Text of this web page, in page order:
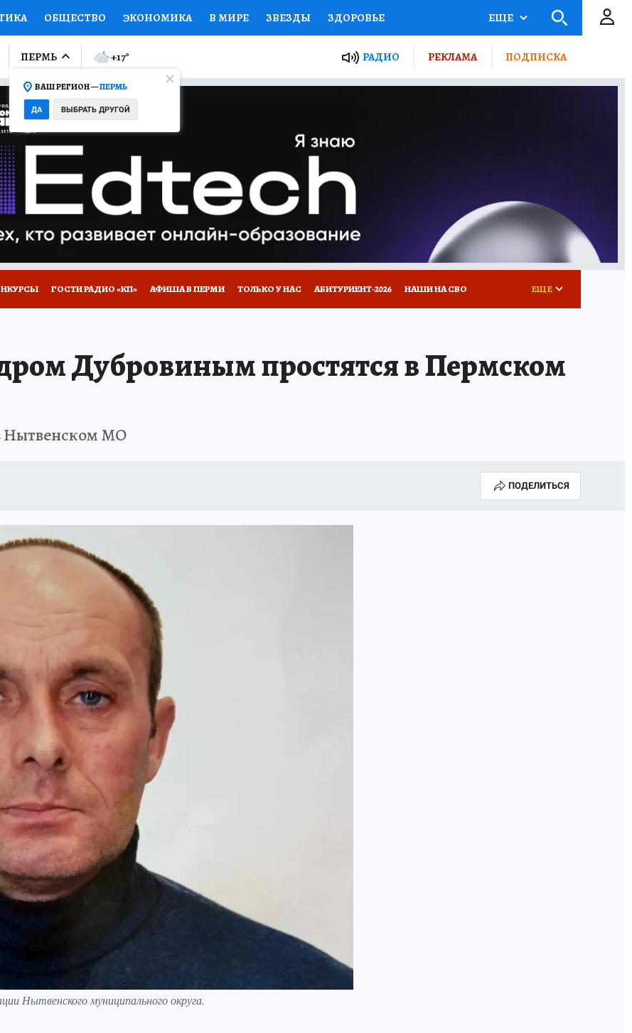
ОБЩЕСТВО ЭКОНОМИКА В МИРЕ ЗВЕЗДЫ ЗДОРОВЬЕ
ПРОИСШЕСТВИЯ НАЦИОНАЛЬНЫЕ ПРОЕКТЫ РОССИИ
ОТКРЫВАЕМ МИР Я ЗНАЮ СЕМЬЯ ЖЕНСКИЕ СЕКРЕТЫ ПУТЕВОДИТЕЛЬ
ПРОМОКОДЫ СЕРИАЛЫ
КОЛЛЕКЦИИ КОНКУРСЫ ГИД ПОТРЕБИТЕЛЯ
ЕЩЕ
ПЕРМЬ
ВАШ РЕГИОН —ПЕРМЬ
ДА ВЫБРАТЬ ДРУГОЙ
+17° РАДИО РЕКЛАМА ПОДПИСКА
ГОСТИ РАДИО «КП» АФИША В ПЕРМИ ТОЛЬКО У НАС АБИТУРИЕНТ-2026 НАШИ НА СВО
В РОССИИ ЗАПОВЕДНАЯ РОССИЯ ГЕРОИ В БЕЛЫХ ХАЛАТАХ ВЫБОРЫ ГУБЕРНАТОРА
ЕЩЕ
Дубровиным простятся в Пермском
Нытвенском МО
ПОДЕЛИТЬСЯ
Нытвенского муниципального округа.